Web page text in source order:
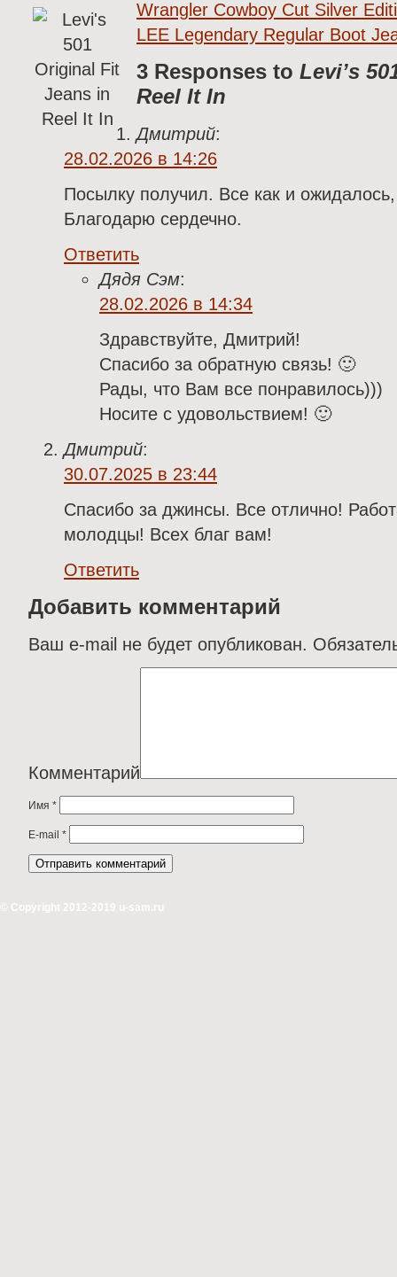
Wrangler Cowboy Cut Silver
LEE Legendary Regular Boot
3 Responses to Levi’s
Reel It In
Дмитрий:
28.02.2026 в 14:26
Посылку получил. Все как и
Благодарю сердечно.
Ответить
Дядя Сэм:
28.02.2026 в 14:34
Здравствуйте, Дмитрий!
Спасибо за обратную связь! 🙂
Рады, что Вам все понравилось)))
Носите с удовольствием! 🙂
Дмитрий:
30.07.2025 в 23:44
Спасибо за джинсы. Все отлично!
молодцы! Всех благ вам!
Ответить
Добавить комментарий
Ваш e-mail не будет опубликован.
Комментарий
Имя *
E-mail *
© Copyright 2012-2019 u-sam.ru